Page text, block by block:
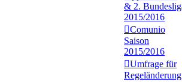
& 2.
2015/2016
Comunio
Saison
2015/2016
Umfrage für
Regeländerung